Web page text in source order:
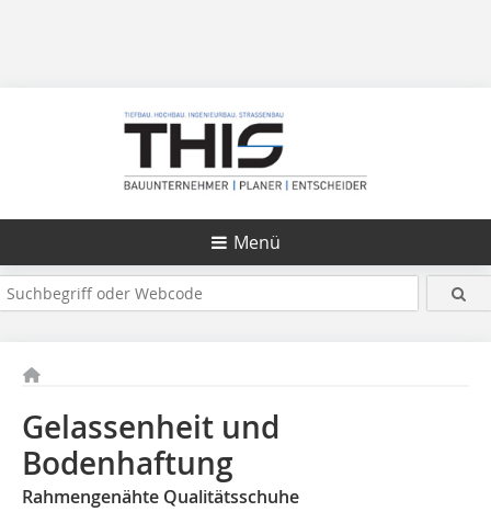
Menü
Gelassenheit und
Bodenhaftung
Rahmengenähte Qualitätsschuhe